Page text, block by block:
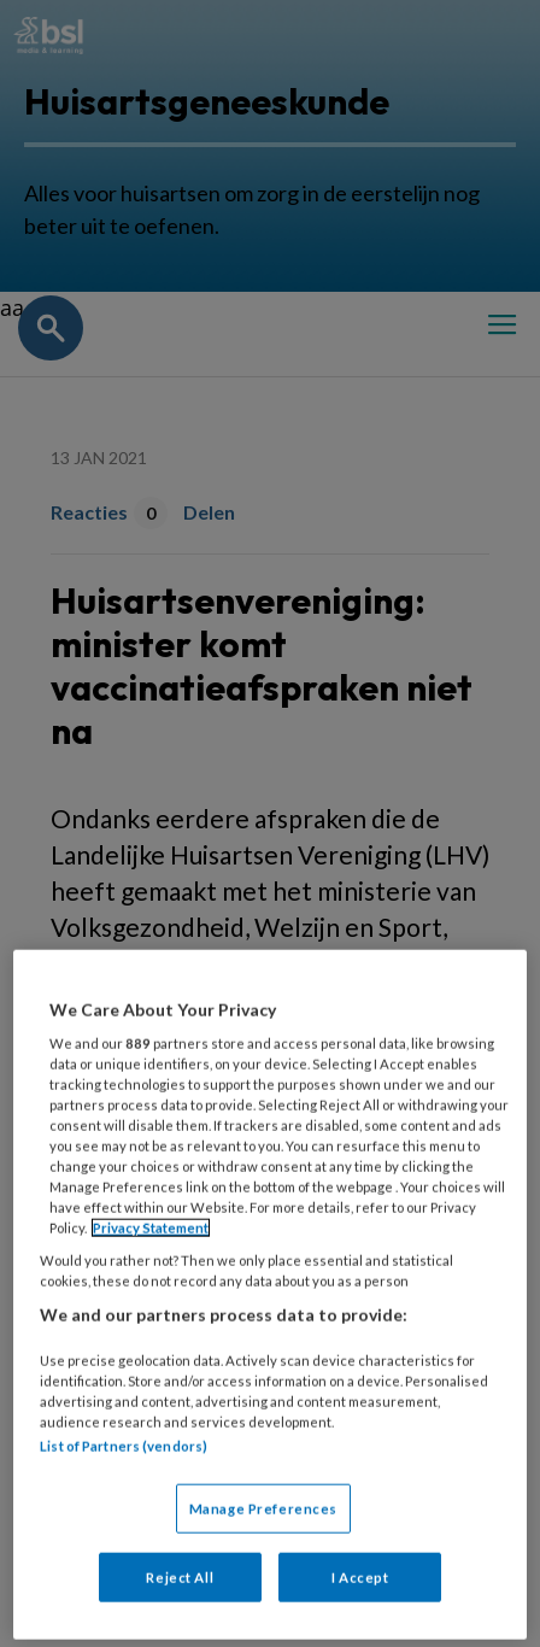
Huisartsgeneeskunde
Alles voor huisartsen om zorg in de eerstelijn nog
beter uit te oefenen.
aa
13 JAN 2021
Reacties 0 Delen
Huisartsenvereniging:
minister komt
vaccinatieafspraken niet
na
Ondanks eerdere afspraken die de
Landelijke Huisartsen Vereniging (LHV)
heeft gemaakt met het ministerie van
Volksgezondheid, Welzijn en Sport,
al gevaccineerd worden tegen Covid-
19. Dit is een besluit van minister Hugo
de Jonge, meldde de vereniging
onlangs.
“De minister laat de huisartsen en daarmee
hun patiënten in de kou staan”, stelt Ella
Kalsbeek, voorzitter van deLHV
vereniging betreurt de beslissing omdat er
huisartsen die onmisbaar zijn in de spoedzorg
snel konden worden ingeënt.”
We Care About Your Privacy
We and our889 partners store and access personal data, like browsing
data or unique identifiers, on your device. Selecting I Accept enables
tracking technologies to support the purposes shown under we and our
partners process data to provide. Selecting Reject All or withdrawing your
consent will disable them. If trackers are disabled, some content and ads
you see may not be as relevant to you. You can resurface this menu to
change your choices or withdraw consent at any time by clicking the
Manage Preferences link on the bottom of the webpage . Your choices will
have effect within our Website. For more details, refer to our Privacy
Policy. Privacy Statement
Would you rather not? Then we only place essential and statistical
cookies, these do not record any data about you as a person
We and our partners process data to provide:
Use precise geolocation data. Actively scan device characteristics for
identification. Store and/or access information on a device. Personalised
advertising and content, advertising and content measurement,
audience research and services development.
List of Partners (vendors)
Manage Preferences
Reject All I Accept